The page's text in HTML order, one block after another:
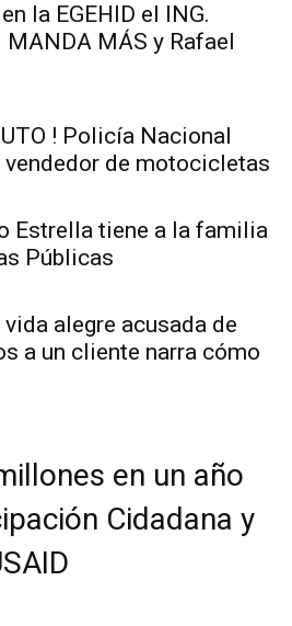
la EGEHID el ING.
MANDA MÁS y Rafael
! Policía Nacional
vendedor de motocicletas
Estrella tiene a la familia
Públicas
alegre acusada de
a un cliente narra cómo
en un año
Cidadana y